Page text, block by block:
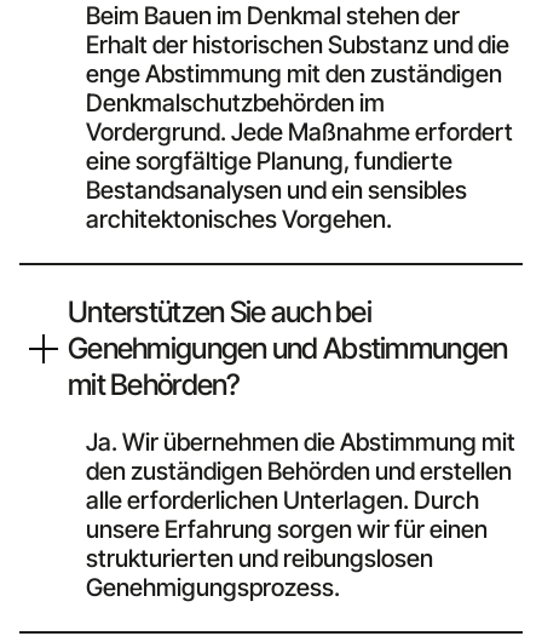
Beim Bauen im Denkmal stehen der
Erhalt der historischen Substanz und die
enge Abstimmung mit den zuständigen
Denkmalschutzbehörden im
Vordergrund. Jede Maßnahme erfordert
eine sorgfältige Planung, fundierte
Bestandsanalysen und ein sensibles
architektonisches Vorgehen.
Unterstützen Sie auch bei
Genehmigungen und Abstimmungen
mit Behörden?
Ja. Wir übernehmen die Abstimmung mit
den zuständigen Behörden und erstellen
alle erforderlichen Unterlagen. Durch
unsere Erfahrung sorgen wir für einen
strukturierten und reibungslosen
Genehmigungsprozess.